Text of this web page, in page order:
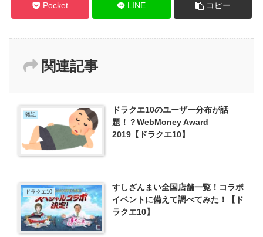
Pocket LINE コピー
関連記事
雑記
ドラクエ10のユーザー分布が話
題！？WebMoney Award
2019【ドラクエ10】
ドラクエ10
すしざんまい全国店舗一覧！コラボ
イベントに備えて調べてみた！【ド
ラクエ10】